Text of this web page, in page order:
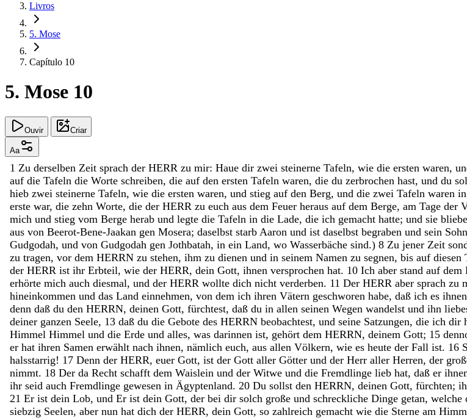
Livros
5. Mose
Capítulo 10
5. Mose 10
Ouvir Criar
Aa
1 Zu derselben Zeit sprach der HERR zu mir: Haue dir zwei steinerne Tafeln, wie die ersten waren,
auf die Tafeln die Worte schreiben, die auf den ersten Tafeln waren, die du zerbrochen hast, und du
hieb zwei steinerne Tafeln, wie die ersten waren, und stieg auf den Berg, und die zwei Tafeln waren in
erste war, die zehn Worte, die der HERR zu euch aus dem Feuer heraus auf dem Berge, am Tage der
mich und stieg vom Berge herab und legte die Tafeln in die Lade, die ich gemacht hatte; und sie
aus von Beerot-Bene-Jaakan gen Mosera; daselbst starb Aaron und ist daselbst begraben und sein Sohn
Gudgodah, und von Gudgodah gen Jothbatah, in ein Land, wo Wasserbäche sind.) 8 Zu jener Zeit
zu tragen, vor dem HERRN zu stehen, ihm zu dienen und in seinem Namen zu segnen, bis auf diesen
der HERR ist ihr Erbteil, wie der HERR, dein Gott, ihnen versprochen hat. 10 Ich aber stand auf dem
erhörte mich auch diesmal, und der HERR wollte dich nicht verderben. 11 Der HERR aber sprach zu
hineinkommen und das Land einnehmen, von dem ich ihren Vätern geschworen habe, daß ich es ihnen
denn daß du den HERRN, deinen Gott, fürchtest, daß du in allen seinen Wegen wandelst und ihn
deiner ganzen Seele, 13 daß du die Gebote des HERRN beobachtest, und seine Satzungen, die ich dir
Himmel Himmel und die Erde und alles, was darinnen ist, gehört dem HERRN, deinem Gott; 15
er hat ihren Samen erwählt nach ihnen, nämlich euch, aus allen Völkern, wie es heute der Fall ist. 16
halsstarrig! 17 Denn der HERR, euer Gott, ist der Gott aller Götter und der Herr aller Herren, der
nimmt. 18 Der da Recht schafft dem Waislein und der Witwe und die Fremdlinge lieb hat, daß er
ihr seid auch Fremdlinge gewesen in Ägyptenland. 20 Du sollst den HERRN, deinen Gott, fürchten;
21 Er ist dein Lob, und Er ist dein Gott, der bei dir solch große und schreckliche Dinge getan, welche
siebzig Seelen, aber nun hat dich der HERR, dein Gott, so zahlreich gemacht wie die Sterne am